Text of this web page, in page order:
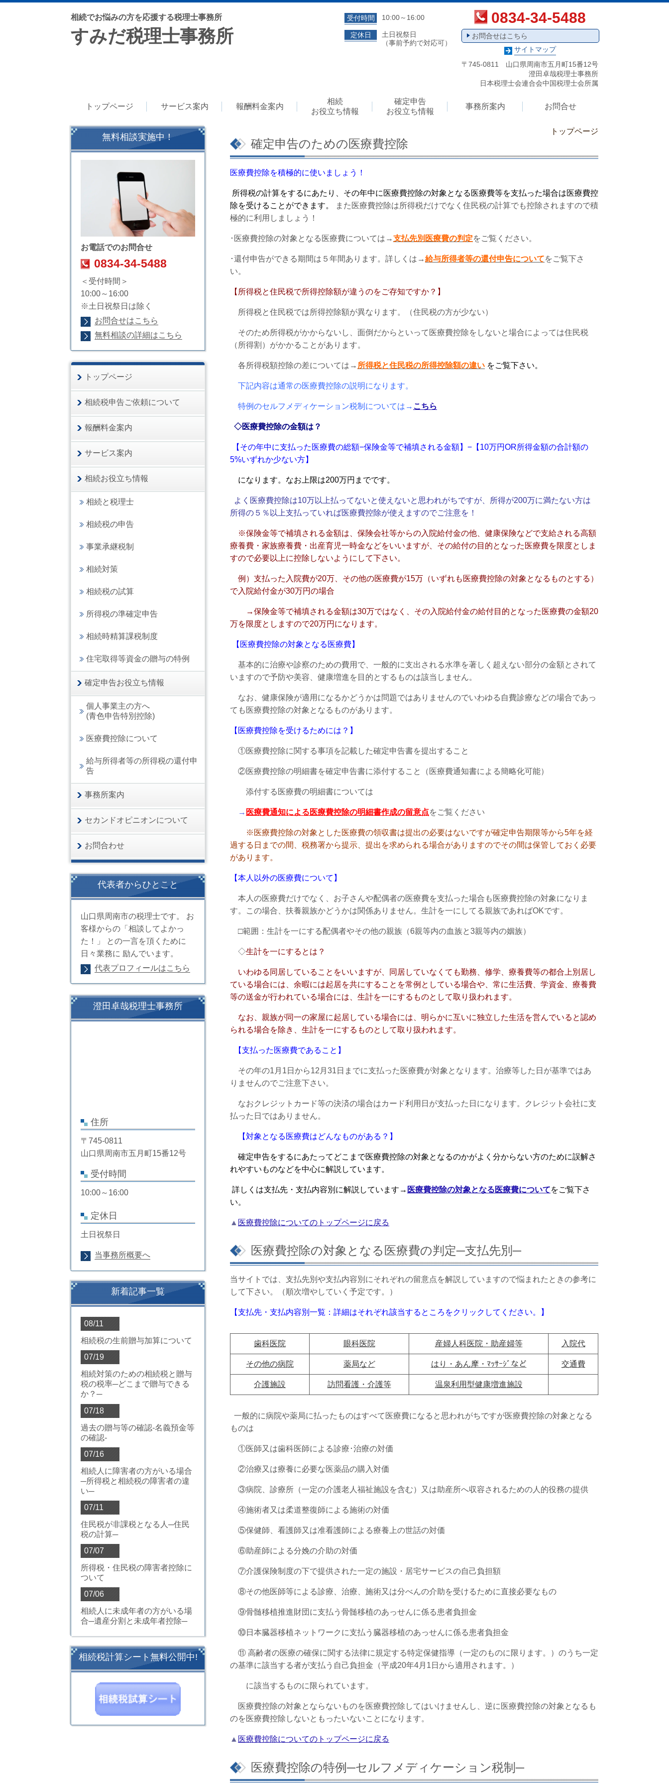
相続でお悩みの方を応援する税理士事務所
すみだ税理士事務所
受付時間 10:00～16:00
定休日
土日祝祭日
（事前予約で対応可）
0834-34-5488
お問合せはこちら
サイトマップ
〒745-0811 山口県周南市五月町15番12号
澄田卓哉税理士事務所
日本税理士会連合会中国税理士会所属
トップページ サービス案内 報酬料金案内
相続
お役立ち情報
確定申告
お役立ち情報
事務所案内 お問合せ
トップページ
確定申告のための医療費控除
医療費控除を積極的に使いましょう！
所得税の計算をするにあたり、その年中に医療費控除の対象となる医療費等を支払った場合は医療費控
除を受けることができます。
また医療費控除は所得税だけでなく住民税の計算でも控除されますので積
極的に利用しましょう！
･医療費控除の対象となる医療費については→支払先別医療費の判定をご覧ください。
･還付申告ができる期間は５年間あります。詳しくは →給与所得者等の還付申告についてをご覧下さ
い。
【所得税と住民税で所得控除額が違うのをご存知ですか？】
所得税と住民税では所得控除額が異なります。（住民税の方が少ない）
そのため所得税がかからないし、面倒だからといって医療費控除をしないと場合によっては住民税
（所得割）がかかる ことがあります。
各所得税額控除の差については → 所得税と住民税の所得控除額の違い をご覧下さい。
下記内容は通常の医療費控除の説明になります。
特例のセルフメディケーション税制については→ こちら
◇医療費控除の金額は？
【その年中に支払った医療費の総額−保険金等で補填される金額】−【10万円OR所得金額の合計額の
5%いずれか少ない方】
になります。なお上限は200万円までです。
よく医療費控除は10万以上払ってないと使えないと思われがちですが、所得が200万に満たない方は
所得の５％以上支払っていれば医療費控除が使えますのでご注意を！
※保険金等で補填される金額は、保険会社等からの入院給付金の他、健康保険などで支給される高額
療養費・家族療養費 ・出産育児一時金などをいいますが、その給付の目的となった医療費を限度としま
すので必要以上に控除しないようにして下さい。
例）支払った入院費が20万、その他の医療費が15万（いずれも医療費控除の対象となるものとする）
で入院給付金が30万円の場合
→保険金等で補填される金額は30万ではなく、その入院給付金の給付目的となった医療費の金額20
万を限度としますので20万円になります。
【医療費控除の対象となる医療費】
基本的に治療や診察のための費用で、一般的に支出される水準を著しく超えない部分の金額とされて
いますので予防や美容、健康増進を目的とするものは該当しません。
なお、健康保険が適用になるかどうかは問題ではありませんのでいわゆる自費診療などの場合であっ
ても医療費控除の対象 となるものがあります。
【医療費控除を受けるためには？】
①医療費控除に関する事項を記載した確定申告書を提出すること
②医療費控除の明細書を確定申告書に添付すること（医療費通知書による簡略化可能）
添付する医療費の明細書については
→ 医療費通知による医療費控除の明細書作成の留意点をご覧ください
※医療費控除の対象とした医療費の領収書は提出の必要はないですが確定申告期限等から5年を経
過する日までの間、税務署から提示、提出を求められる場合がありますのでその間は保管しておく必要
があります。
【本人以外の医療費について】
本人の医療費だけでなく、お子さんや配偶者の医療費を支払った場合も医療費控除の対象になりま
す。この場合、扶養親族かどうかは関係ありません。生計を一にしてる親族であればOKです。
□範囲：生計を一にする配偶者やその他の親族（6親等内の血族と3親等内の姻族）
◇生計を一にするとは？
いわゆる同居していることをいいますが、同居していなくても勤務、修学、療養費等の都合上別居し
ている場合には、 余暇には起居を共にすることを常例としている場合や、常に生活費、学資金、療養費
等の送金が行われている場合には、 生計を一にするものとして取り扱われます。
なお、親族が同一の家屋に起居している場合には、明らかに互いに独立した生活を営んでいると認め
られる場合を除き、 生計を一にするものとして取り扱われます。
【支払った医療費であること】
その年の1月1日から12月31日までに支払った医療費が対象となります。治療等した日が基準ではあ
りませんのでご注意下さい。
なおクレジットカード等の決済の場合はカード利用日が支払った日になります。クレジット会社に支
払った日ではありません。
【対象となる医療費はどんなものがある？】
確定申告をするにあたってどこまで医療費控除の対象となるのかがよく分からない方のために誤解さ
れやすいものなどを中心に解説しています。
詳しくは支払先・支払内容別に解説しています → 医療費控除の対象となる医療費についてをご覧下さ
い。
▲ 医療費控除についてのトップページに戻る
医療費控除の対象となる医療費の判定─支払先別─
当サイトでは、支払先別や支払内容別にそれぞれの留意点を解説していますので悩まれたときの参考に
して下さい。（順次増やしていく予定です。）
【支払先・支払内容別一覧：詳細はそれぞれ該当するところをクリックしてください。】
歯科医院 眼科医院 産婦人科医院・助産婦等 入院代
その他の病院 薬局など はり・あん摩・ﾏｯｻｰｼﾞなど 交通費
介護施設 訪問看護・介護等 温泉利用型健康増進施設
一般的に病院や薬局に払ったものはすべて医療費になると思われがちですが医療費控除の対象となる
ものは
①医師又は歯科医師による診療･治療の対価
②治療又は療養に必要な医薬品の購入対価
③病院、診療所（一定の介護老人福祉施設を含む）又は助産所へ収容されるための人的役務の提供
④施術者又は柔道整復師による施術の対価
⑤保健師、看護師又は准看護師による療養上の世話の対価
⑥助産師による分娩の介助の対価
⑦介護保険制度の下で提供された一定の施設・居宅サービスの自己負担額
⑧その他医師等による診療、治療、施術又は分べんの介助を受けるために直接必要なもの
⑨骨髄移植推進財団に支払う骨髄移植のあっせんに係る患者負担金
⑩日本臓器移植ネットワークに支払う臓器移植のあっせんに係る患者負担金
⑪ 高齢者の医療の確保に関する法律に規定する特定保健指導（一定のものに限ります。）のうち一定
の基準に該当する者が支払う自己負担金（平成20年4月1日から適用されます。）
に該当するものに限られています。
医療費控除の対象とならないものを医療費控除してはいけませんし、逆に医療費控除の対象となるも
のを医療費控除しないと もったいないことになります。
▲ 医療費控除についてのトップページに戻る
医療費控除の特例─セルフメディケーション税制─
無料相談実施中！
お電話でのお問合せ
0834-34-5488
＜受付時間＞
10:00～16:00
※土日祝祭日は除く
お問合せはこちら
無料相談の詳細はこちら
トップページ
相続税申告ご依頼について
報酬料金案内
サービス案内
相続お役立ち情報
相続と税理士
相続税の申告
事業承継税制
相続対策
相続税の試算
所得税の準確定申告
相続時精算課税制度
住宅取得等資金の贈与の特例
確定申告お役立ち情報
個人事業主の方へ
(青色申告特別控除)
医療費控除について
給与所得者等の所得税の還付申
告
事務所案内
セカンドオピニオンについて
お問合わせ
代表者からひとこと
山口県周南市の税理士です。 お
客様からの「相談してよかっ
た！」 との一言を頂くために
日々業務に 励んでいます。
代表プロフィールはこちら
澄田卓哉税理士事務所
住所
〒745-0811
山口県周南市五月町15番12号
受付時間
10:00～16:00
定休日
土日祝祭日
当事務所概要へ
新着記事一覧
08/11
相続税の生前贈与加算について
07/19
相続対策のための相続税と贈与
税の税率─どこまで贈与できる
か？─
07/18
過去の贈与等の確認-名義預金等
の確認-
07/16
相続人に障害者の方がいる場合
─所得税と相続税の障害者の違
い─
07/11
住民税が非課税となる人─住民
税の計算─
07/07
所得税・住民税の障害者控除に
ついて
07/06
相続人に未成年者の方がいる場
合─遺産分割と未成年者控除─
相続税計算シート無料公開中!